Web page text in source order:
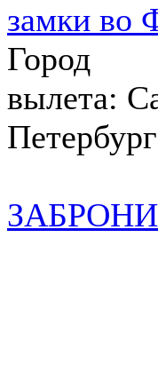
Город
вылета:
Петербург